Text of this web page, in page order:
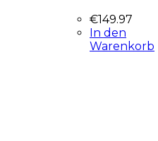
€149.97
In den
Warenkorb